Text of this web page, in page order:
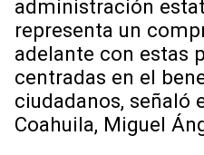
administración
representa un
adelante con estas
centradas en el
ciudadanos, señaló
Coahuila, Miguel